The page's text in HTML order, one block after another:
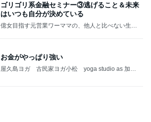
週末のジム活 足が動かない系のパーツが多
いなぁ(と感じる、今日この頃)
仕事よりエアロ
気づいた時には手遅れ
ヨガスタジオ＆カイロプラクテイック Room Ｍ